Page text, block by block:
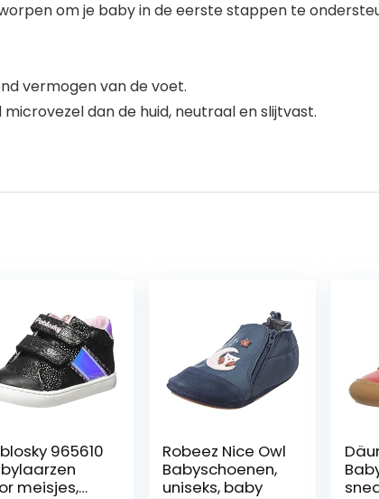
om je baby in de eerste stappen te
vermogen van de voet.
dan de huid, neutraal en slijtvast.
965610
meisjes,
Robeez Nice Owl
Babyschoenen,
uniseks, baby